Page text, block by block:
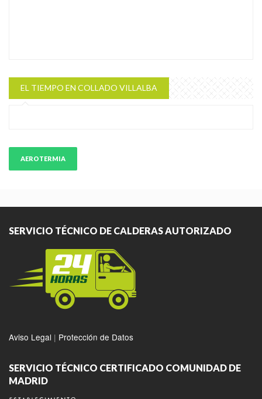
EL TIEMPO EN COLLADO VILLALBA
AEROTERMIA
SERVICIO TÉCNICO DE CALDERAS AUTORIZADO
Aviso Legal | Protección de Datos
SERVICIO TÉCNICO CERTIFICADO COMUNIDAD DE
MADRID